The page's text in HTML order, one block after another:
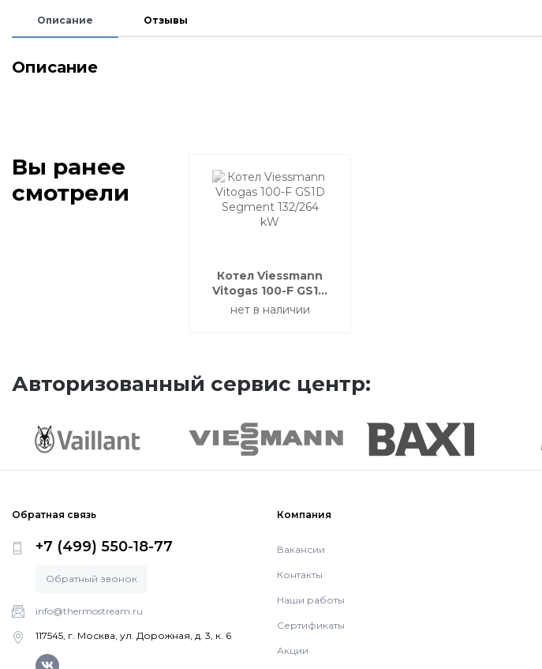
Описание Отзывы
Описание
Вы ранее
смотрели
Котел Viessmann
Vitogas 100-F GS1D
Segment 132/264 kW
нет в наличии
Авторизованный сервис центр:
Обратная связь
+7 (499) 550-18-77
Обратный звонок
info@thermostream.ru
117545, г. Москва, ул. Дорожная, д. 3, к. 6
Компания
Вакансии
Контакты
Наши работы
Сертификаты
Акции